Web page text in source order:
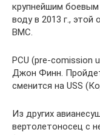
крупнейшим
воду в 2013 г.,
ВМС.
PCU (pre-comission
Джон Финн.
сменится на USS
Из других
вертолетоносец с